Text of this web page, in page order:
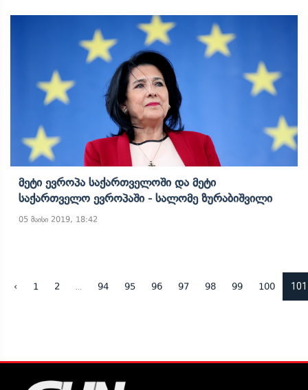
Მეტი Ევროპა Საქართველოში Და Მეტი
Საქართველო Ევროპაში - Სალომე Ზურაბიშვილი
05 მაისი 2019, 18:42
‹ 1 2 94 95 96 97 98 99 100 101